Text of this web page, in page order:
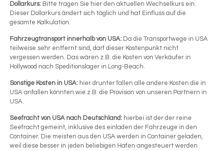
Dollarkurs: Bitte tragen Sie hier den aktuellen Wechselkurs ein.
Dieser Dollarkurs ändert sich täglich und hat Einfluss auf die
gesamte Kalkulation.
Fahrzeugtransport innerhalb von USA: Da die Transportwege in USA
teilweise sehr entfernt sind, darf dieser Kostenpunkt nicht
vergessen werden. Das wären z.B. die Kosten von Verkäufer in
Hollywood nach Speditionslager in Long-Beach.
Sonstige Kosten in USA: hier drunter fallen alle andere Kosten die in
USA anfallen könnten wie z.B. die Provision von unseren Partnern in
USA.
Seefracht von USA nach Deutschland: hierbei ist der der reine
Seefracht gemeint, inklusive des einladen der Fahrzeuge in den
Container. Die meisten aus den USA werden in Container geladen,
weil diese besser in jeden beliebigen Hafen angesteuert werden